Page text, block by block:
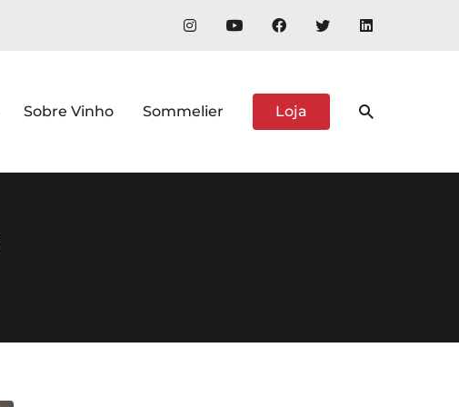
Sobre Vinho Sommelier Loja